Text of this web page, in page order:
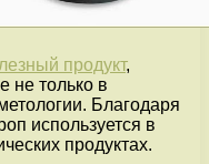
продукт,
не только в
Благодаря
используется в
продуктах.